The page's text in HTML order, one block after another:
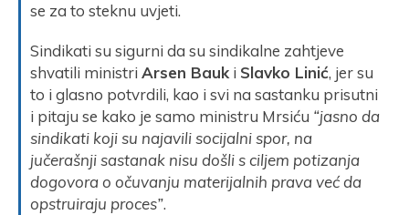
se za to steknu uvjeti.
Sindikati su sigurni da su sindikalne zahtjeve
shvatili ministri Arsen Bauki Slavko Linić, jer su
to i glasno potvrdili, kao i svi na sastanku prisutni
i pitaju se kako je samo ministru Mrsiću “jasno da
sindikati koji su najavili socijalni spor, na
jučerašnji sastanak nisu došli s ciljem potizanja
dogovora o očuvanju materijalnih prava već da
opstruiraju proces”.